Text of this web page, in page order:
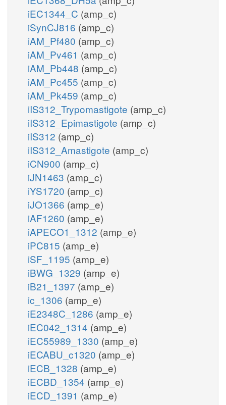
iEC1344_C (amp_c)
iSynCJ816 (amp_c)
iAM_Pf480 (amp_c)
iAM_Pv461 (amp_c)
iAM_Pb448 (amp_c)
iAM_Pc455 (amp_c)
iAM_Pk459 (amp_c)
iIS312_Trypomastigote (amp_c)
iIS312_Epimastigote (amp_c)
iIS312 (amp_c)
iIS312_Amastigote (amp_c)
iCN900 (amp_c)
iJN1463 (amp_c)
iYS1720 (amp_c)
iJO1366 (amp_e)
iAF1260 (amp_e)
iAPECO1_1312 (amp_e)
iPC815 (amp_e)
iSF_1195 (amp_e)
iBWG_1329 (amp_e)
iB21_1397 (amp_e)
ic_1306 (amp_e)
iE2348C_1286 (amp_e)
iEC042_1314 (amp_e)
iEC55989_1330 (amp_e)
iECABU_c1320 (amp_e)
iECB_1328 (amp_e)
iECBD_1354 (amp_e)
iECD_1391 (amp_e)